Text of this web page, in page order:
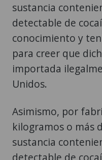
sustancia
detectable de
conocimiento y
para creer que
importada
Unidos.
Asimismo, por
kilogramos o más
sustancia